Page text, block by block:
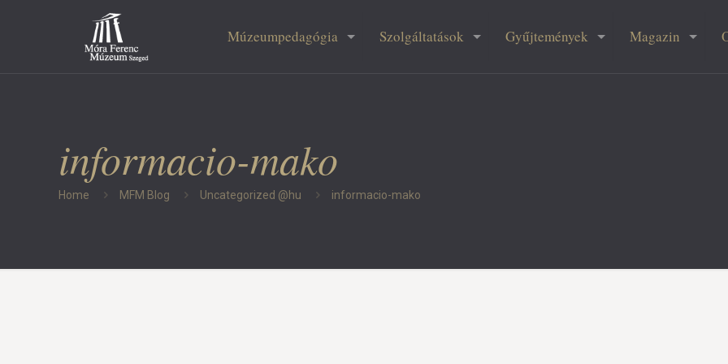
Múzeumpedagógia Szolgáltatások Gyűjtemények Magazin
informacio-mako
Home MFM Blog Uncategorized @hu informacio-mako